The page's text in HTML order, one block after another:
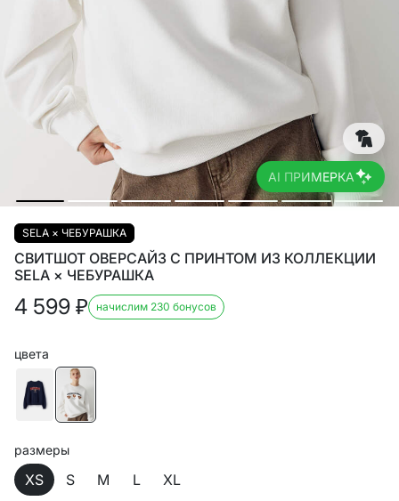
AI ПРИМЕРКА
SELA × ЧЕБУРАШКА
СВИТШОТ ОВЕРСАЙЗ С ПРИНТОМ ИЗ КОЛЛЕКЦИИ
SELA × ЧЕБУРАШКА
4 599 ₽ начислим 230 бонусов
цвета
размеры
XS S M L XL